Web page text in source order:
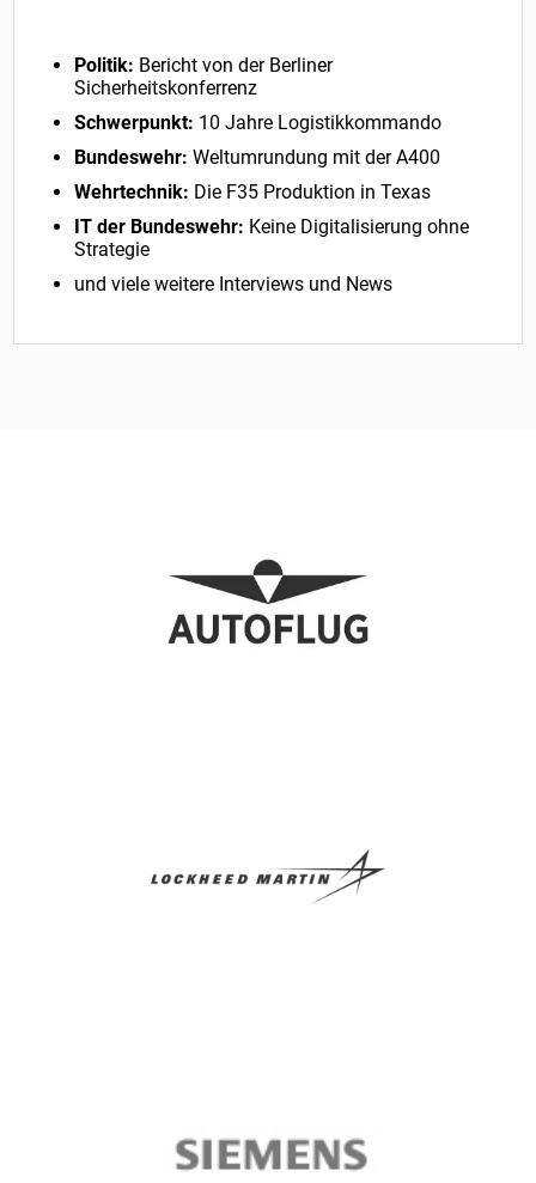
Politik: Bericht von der Berliner
Sicherheitskonferrenz
Schwerpunkt: 10 Jahre Logistikkommando
Bundeswehr: Weltumrundung mit der A400
Wehrtechnik: Die F35 Produktion in Texas
IT der Bundeswehr: Keine Digitalisierung ohne
Strategie
und viele weitere Interviews und News